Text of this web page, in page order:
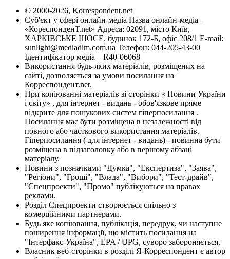
© 2000-2026, Korrespondent.net
Суб'єкт у сфері онлайн-медіа Назва онлайн-медіа –
«КореспонденТ.net» Адреса: 02091, місто Київ,
ХАРКІВСЬКЕ ШОСЕ, будинок 172-Б, офіс 208/1 E-mail:
sunlight@mediadim.com.ua Телефон: 044-205-43-00
Ідентифікатор медіа – R40-06068
Використання будь-яких матеріалів, розміщених на
сайті, дозволяється за умови посилання на
Корреспондент.net.
При копіюванні матеріалів зі сторінки « Новини України
і світу» , для інтернет - видань - обов'язкове пряме
відкрите для пошукових систем гіперпосилання .
Посилання має бути розміщена в незалежності від
повного або часткового використання матеріалів.
Гіперпосилання ( для інтернет - видань) - повинна бути
розміщена в підзаголовку або в першому абзаці
матеріалу.
Новини з позначками "Думка", "Експертиза", "Заява",
"Регіони", "Гроші", "Влада", "Вибори", "Тест-драйв",
"Спецпроекти", "Промо" публікуються на правах
реклами.
Розділ Спецпроекти створюється спільно з
комерційними партнерами.
Будь яке копіювання, публікація, передрук, чи наступне
поширення інформації, що містить посилання на
"Інтерфакс-Україна", EPA / UPG, суворо забороняється.
Власник веб-сторінки в розділі Я-Корреспондент є автор